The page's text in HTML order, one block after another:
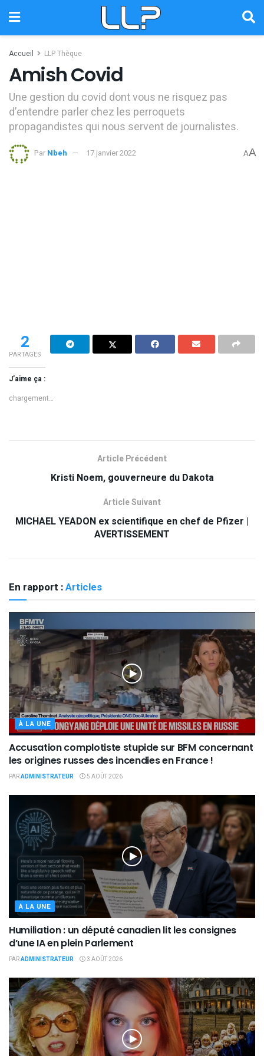
Accueil LLP Thèque
Amish Covid
Une gestion du covid dont vous ne risquez pas
d’entendre parler chez les perroquets
propagandistes qui nous servent de journalistes.
Par Nbeh 17 janvier 2022 AA
2
PARTAGES
J’aime ça :
chargement…
Article Précédent
Kristi Noem, gouverneure du Dakota
Article Suivant
MICHAEL YEADON ex scientifique en chef de Pfizer |
AVERTISSEMENT
En rapport :Articles
À LA UNE
Accusation complotiste stupide sur BFM concernant
les origines russes des incendies en France !
PARADMINISTRATEUR 5 AOÛT 2026
À LA UNE
Humiliation : un député canadien lit les consignes
d’une IA en plein Parlement
PARADMINISTRATEUR 3 AOÛT 2026